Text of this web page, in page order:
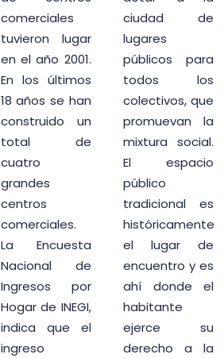
comerciales
tuvieron lugar
en el año 2001.
En los últimos
18 años se han
construido un
total de
cuatro
grandes
centros
comerciales.
La Encuesta
Nacional de
Ingresos por
Hogar de INEGI,
indica que el
ingreso
ciudad de
lugares
públicos para
todos los
colectivos, que
promuevan la
mixtura social.
El espacio
público
tradicional es
históricamente
el lugar de
encuentro y es
ahí donde el
habitante
ejerce su
derecho a la